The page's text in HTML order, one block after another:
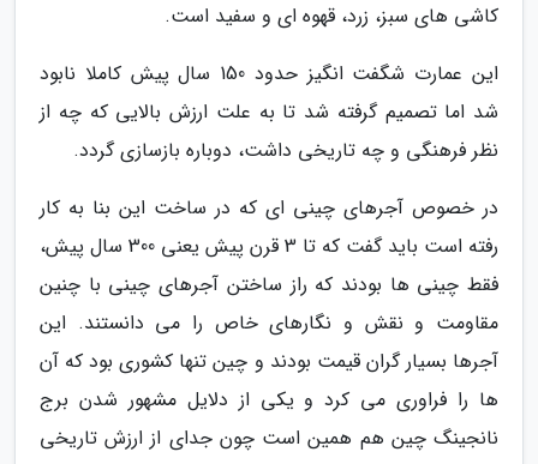
کاشی های سبز، زرد، قهوه ای و سفید است.
این عمارت شگفت انگیز حدود 150 سال پیش کاملا نابود
شد اما تصمیم گرفته شد تا به علت ارزش بالایی که چه از
نظر فرهنگی و چه تاریخی داشت، دوباره بازسازی گردد.
در خصوص آجرهای چینی ای که در ساخت این بنا به کار
رفته است باید گفت که تا 3 قرن پیش یعنی 300 سال پیش،
فقط چینی ها بودند که راز ساختن آجرهای چینی با چنین
مقاومت و نقش و نگارهای خاص را می دانستند. این
آجرها بسیار گران قیمت بودند و چین تنها کشوری بود که آن
ها را فراوری می کرد و یکی از دلایل مشهور شدن برج
نانجینگ چین هم همین است چون جدای از ارزش تاریخی